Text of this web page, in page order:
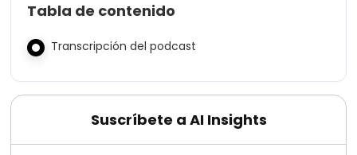
Tabla de contenido
Transcripción del podcast
Suscríbete a AI Insights